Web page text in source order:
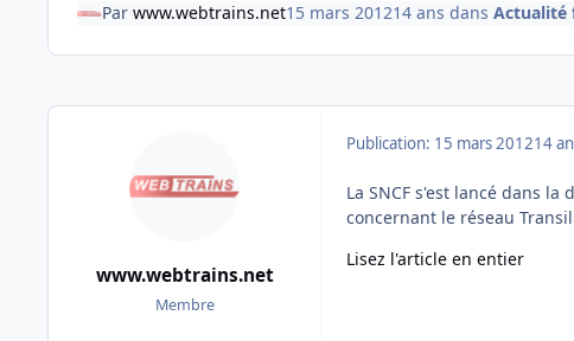
Par www.webtrains.net15 mars 201214 ans dans Actualité
www.webtrains.net
Membre
Publication: 15 mars 201214
La SNCF s'est lancé dans
concernant le réseau
Lisez l'article en entier